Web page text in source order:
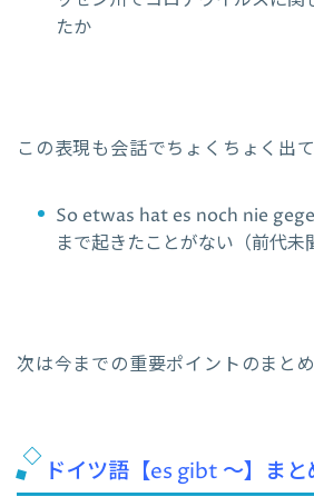
たか
この表現も会話でちょくちょく出て
So etwas hat es noch nie
まで起きたことがない（前代未
次は今までの重要ポイントのまとめ
ドイツ語【es gibt ～】まと